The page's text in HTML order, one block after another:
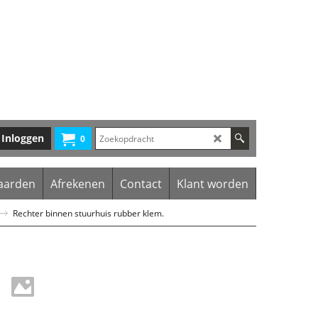
0
Inloggen
Afrekenen Contact Klant worden
Rechter binnen stuurhuis rubber klem.